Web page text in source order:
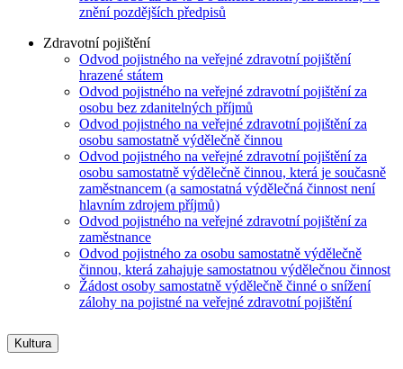
znění pozdějších předpisů
Zdravotní pojištění
Odvod pojistného na veřejné zdravotní pojištění
hrazené státem
Odvod pojistného na veřejné zdravotní pojištění za
osobu bez zdanitelných příjmů
Odvod pojistného na veřejné zdravotní pojištění za
osobu samostatně výdělečně činnou
Odvod pojistného na veřejné zdravotní pojištění za
osobu samostatně výdělečně činnou, která je současně
zaměstnancem (a samostatná výdělečná činnost není
hlavním zdrojem příjmů)
Odvod pojistného na veřejné zdravotní pojištění za
zaměstnance
Odvod pojistného za osobu samostatně výdělečně
činnou, která zahajuje samostatnou výdělečnou činnost
Žádost osoby samostatně výdělečně činné o snížení
zálohy na pojistné na veřejné zdravotní pojištění
Kultura